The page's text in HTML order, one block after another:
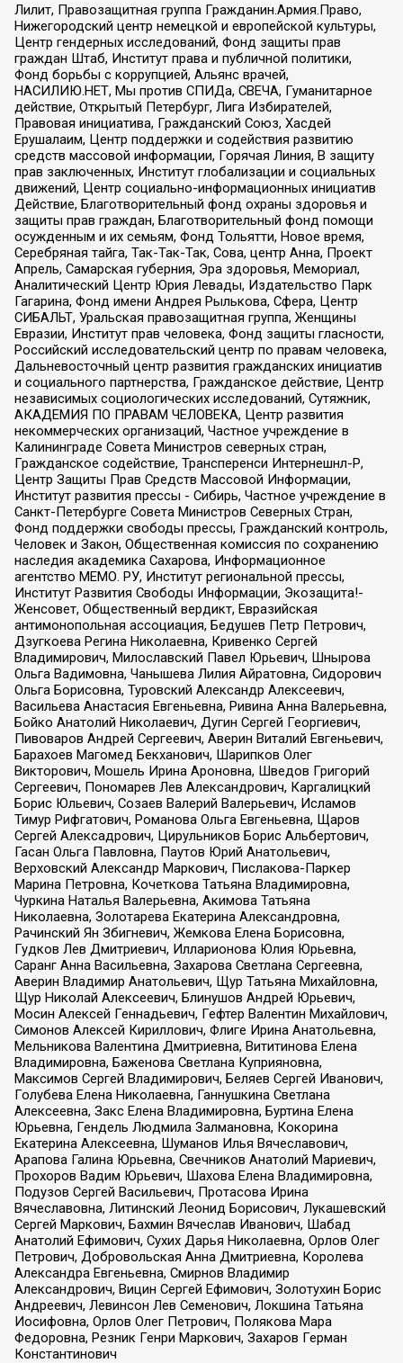
Лилит, Правозащитная группа Гражданин.Армия.Право,
Нижегородский центр немецкой и европейской культуры,
Центр гендерных исследований, Фонд защиты прав
граждан Штаб, Институт права и публичной политики,
Фонд борьбы с коррупцией, Альянс врачей,
НАСИЛИЮ.НЕТ, Мы против СПИДа, СВЕЧА, Гуманитарное
действие, Открытый Петербург, Лига Избирателей,
Правовая инициатива, Гражданский Союз, Хасдей
Ерушалаим, Центр поддержки и содействия развитию
средств массовой информации, Горячая Линия, В защиту
прав заключенных, Институт глобализации и социальных
движений, Центр социально-информационных инициатив
Действие, Благотворительный фонд охраны здоровья и
защиты прав граждан, Благотворительный фонд помощи
осужденным и их семьям, Фонд Тольятти, Новое время,
Серебряная тайга, Так-Так-Так, Сова, центр Анна, Проект
Апрель, Самарская губерния, Эра здоровья, Мемориал,
Аналитический Центр Юрия Левады, Издательство Парк
Гагарина, Фонд имени Андрея Рылькова, Сфера, Центр
СИБАЛЬТ, Уральская правозащитная группа, Женщины
Евразии, Институт прав человека, Фонд защиты гласности,
Российский исследовательский центр по правам человека,
Дальневосточный центр развития гражданских инициатив
и социального партнерства, Гражданское действие, Центр
независимых социологических исследований, Сутяжник,
АКАДЕМИЯ ПО ПРАВАМ ЧЕЛОВЕКА, Центр развития
некоммерческих организаций, Частное учреждение в
Калининграде Совета Министров северных стран,
Гражданское содействие, Трансперенси Интернешнл-Р,
Центр Защиты Прав Средств Массовой Информации,
Институт развития прессы - Сибирь, Частное учреждение в
Санкт-Петербурге Совета Министров Северных Стран,
Фонд поддержки свободы прессы, Гражданский контроль,
Человек и Закон, Общественная комиссия по сохранению
наследия академика Сахарова, Информационное
агентство МЕМО. РУ, Институт региональной прессы,
Институт Развития Свободы Информации, Экозащита!-
Женсовет, Общественный вердикт, Евразийская
антимонопольная ассоциация, Бедушев Петр Петрович,
Дзугкоева Регина Николаевна, Кривенко Сергей
Владимирович, Милославский Павел Юрьевич, Шнырова
Ольга Вадимовна, Чанышева Лилия Айратовна, Сидорович
Ольга Борисовна, Туровский Александр Алексеевич,
Васильева Анастасия Евгеньевна, Ривина Анна Валерьевна,
Бойко Анатолий Николаевич, Дугин Сергей Георгиевич,
Пивоваров Андрей Сергеевич, Аверин Виталий Евгеньевич,
Барахоев Магомед Бекханович, Шарипков Олег
Викторович, Мошель Ирина Ароновна, Шведов Григорий
Сергеевич, Пономарев Лев Александрович, Каргалицкий
Борис Юльевич, Созаев Валерий Валерьевич, Исламов
Тимур Рифгатович, Романова Ольга Евгеньевна, Щаров
Сергей Алексадрович, Цирульников Борис Альбертович,
Гасан Ольга Павловна, Паутов Юрий Анатольевич,
Верховский Александр Маркович, Пислакова-Паркер
Марина Петровна, Кочеткова Татьяна Владимировна,
Чуркина Наталья Валерьевна, Акимова Татьяна
Николаевна, Золотарева Екатерина Александровна,
Рачинский Ян Збигневич, Жемкова Елена Борисовна,
Гудков Лев Дмитриевич, Илларионова Юлия Юрьевна,
Саранг Анна Васильевна, Захарова Светлана Сергеевна,
Аверин Владимир Анатольевич, Щур Татьяна Михайловна,
Щур Николай Алексеевич, Блинушов Андрей Юрьевич,
Мосин Алексей Геннадьевич, Гефтер Валентин Михайлович,
Симонов Алексей Кириллович, Флиге Ирина Анатольевна,
Мельникова Валентина Дмитриевна, Вититинова Елена
Владимировна, Баженова Светлана Куприяновна,
Максимов Сергей Владимирович, Беляев Сергей Иванович,
Голубева Елена Николаевна, Ганнушкина Светлана
Алексеевна, Закс Елена Владимировна, Буртина Елена
Юрьевна, Гендель Людмила Залмановна, Кокорина
Екатерина Алексеевна, Шуманов Илья Вячеславович,
Арапова Галина Юрьевна, Свечников Анатолий Мариевич,
Прохоров Вадим Юрьевич, Шахова Елена Владимировна,
Подузов Сергей Васильевич, Протасова Ирина
Вячеславовна, Литинский Леонид Борисович, Лукашевский
Сергей Маркович, Бахмин Вячеслав Иванович, Шабад
Анатолий Ефимович, Сухих Дарья Николаевна, Орлов Олег
Петрович, Добровольская Анна Дмитриевна, Королева
Александра Евгеньевна, Смирнов Владимир
Александрович, Вицин Сергей Ефимович, Золотухин Борис
Андреевич, Левинсон Лев Семенович, Локшина Татьяна
Иосифовна, Орлов Олег Петрович, Полякова Мара
Федоровна, Резник Генри Маркович, Захаров Герман
Константинович